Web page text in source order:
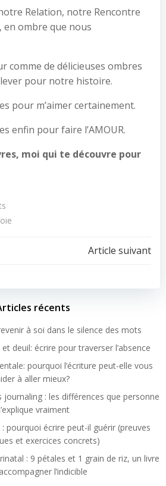
Relation, notre Rencontre
en ombre que nous
comme de délicieuses ombres
pour notre histoire.
pour m’aimer certainement.
enfin pour faire l’AMOUR.
moi qui te découvre pour
Article suivant
récents
à soi dans le silence des mots
deuil: écrire pour traverser l’absence
pourquoi l’écriture peut-elle vous
à aller mieux?
journaling : les différences que personne
vraiment
pourquoi écrire peut-il guérir (preuves
et exercices concrets)
: 9 pétales et 1 grain de riz, un livre
l’indicible